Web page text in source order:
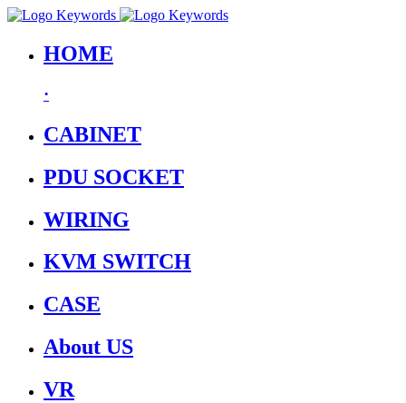
HOME
·
CABINET
PDU SOCKET
WIRING
KVM SWITCH
CASE
About US
VR